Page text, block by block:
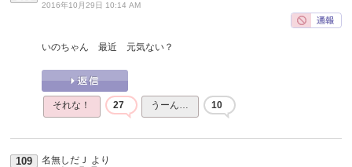
2016年10月29日 10:14 AM
いのちゃん 最近 元気ない？
それな！ 27 うーん… 10
109 名無しだＪ より